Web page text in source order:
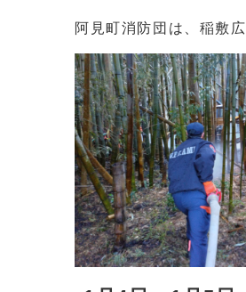
阿見町消防団は、稲敷